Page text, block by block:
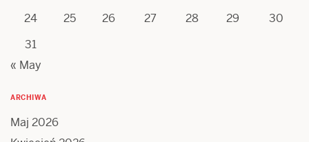
24
25 26 27 28 29
30
31
« May
ARCHIWA
Maj 2026